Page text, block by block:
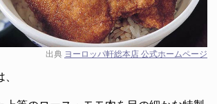
出典 ヨーロッパ軒総本店 公式ホームページ